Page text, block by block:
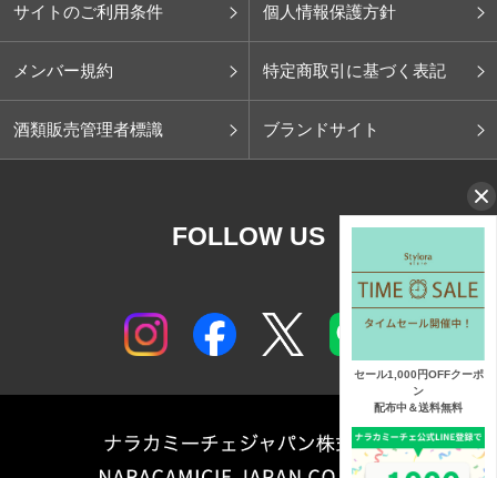
サイトのご利用条件 個人情報保護方針
メンバー規約 特定商取引に基づく表記
酒類販売管理者標識 ブランドサイト
FOLLOW US
セール1,000円OFFクーポ
ン
配布中＆送料無料